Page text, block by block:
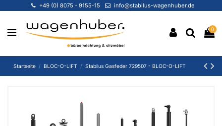
+49 (0) 8075 - 9155-15 info@stabilus-wagenhuber.de
0
Startseite BLOC-O-LIFT Stabilus Gasfeder 729507 - BLOC-O-LIFT